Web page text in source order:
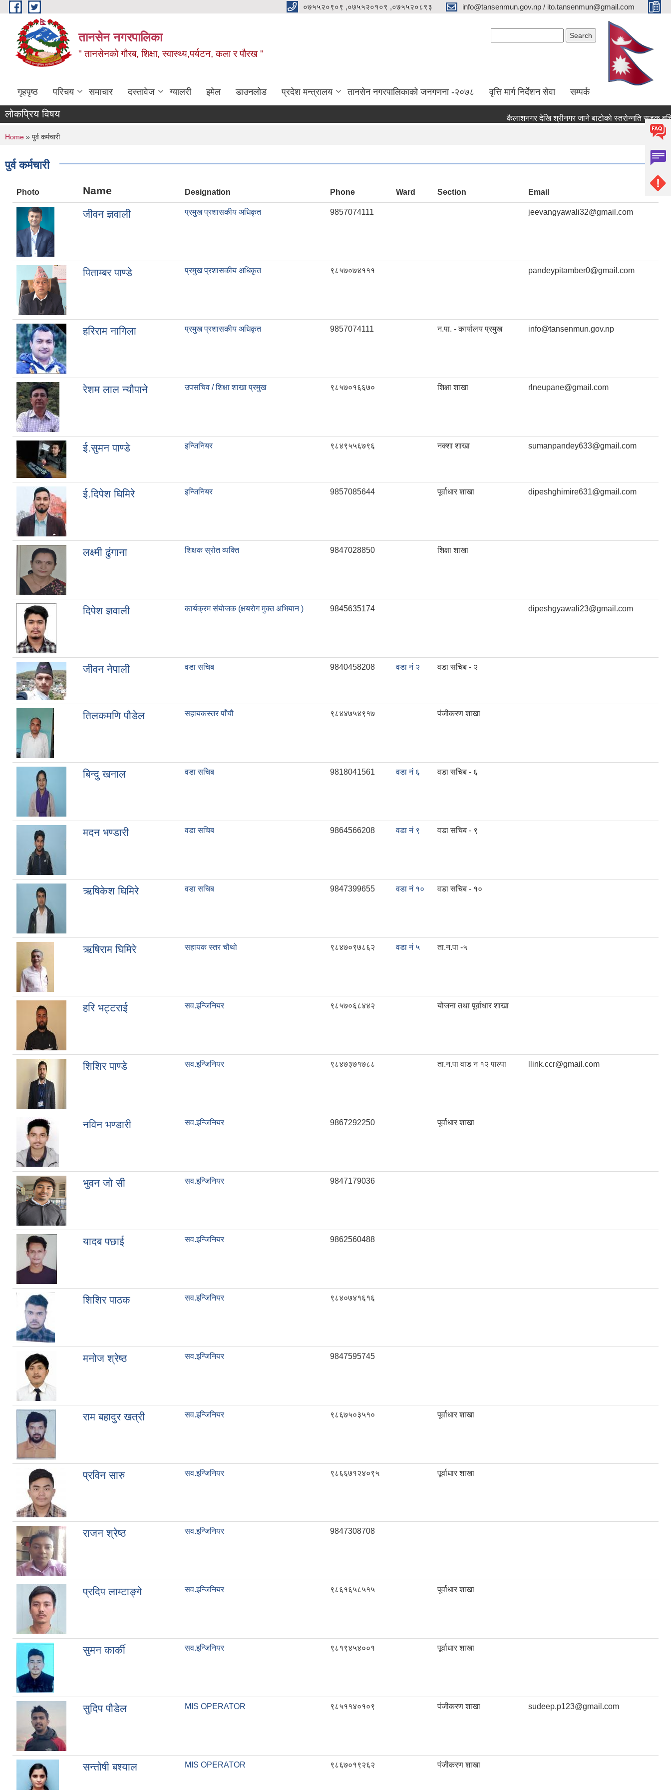
Skip to main content ०७५५२०९०९ ,०७५५२०१०९ ,०७५५२०८९३ info@tansenmun.gov.np / ito.tansenmun@gmail.com
तानसेन नगरपालिका
" तानसेनको गौरब, शिक्षा, स्वास्थ्य,पर्यटन, कला र पौरख "
गृहपृष्ठ परिचय समाचार दस्तावेज ग्यालरी इमेल डाउनलोड प्रदेश मन्त्रालय तानसेन नगरपालिकाको जनगणना -२०७८ वृत्ति मार्ग निर्देशन सेवा सम्पर्क
लोकप्रिय विषय
You are here
Home » पुर्व कर्मचारी
पुर्व कर्मचारी
Photo Name Designation Phone Ward Section Email
जीवन ज्ञवाली प्रमुख प्रशासकीय अधिकृत 9857074111 jeevangyawali32@gmail.com
पिताम्बर पाण्डे प्रमुख प्रशासकीय अधिकृत ९८५७०७४१११ pandeypitamber0@gmail.com
हरिराम नागिला प्रमुख प्रशासकीय अधिकृत 9857074111 न.पा. - कार्यालय प्रमुख info@tansenmun.gov.np
रेशम लाल न्यौपाने उपसचिव / शिक्षा शाखा प्रमुख ९८५७०१६६७० शिक्षा शाखा rlneupane@gmail.com
ई.सुमन पाण्डे इन्जिनियर ९८४९५५६७९६ नक्शा शाखा sumanpandey633@gmail.com
ई.दिपेश घिमिरे इन्जिनियर 9857085644 पूर्वाधार शाखा dipeshghimire631@gmail.com
लक्ष्मी ढुंगाना शिक्षक स्रोत व्यक्ति 9847028850 शिक्षा शाखा
दिपेश ज्ञवाली कार्यक्रम संयोजक (क्षयरोग मुक्त अभियान ) 9845635174 dipeshgyawali23@gmail.com
जीवन नेपाली वडा सचिब 9840458208 वडा नं २ वडा सचिब - २
तिलकमणि पौडेल सहायकस्तर पाँचौ ९८४४७५४९१७ पंजीकरण शाखा
बिन्दु खनाल वडा सचिब 9818041561 वडा नं ६ वडा सचिब - ६
मदन भण्डारी वडा सचिब 9864566208 वडा नं ९ वडा सचिब - ९
ऋषिकेश घिमिरे वडा सचिब 9847399655 वडा नं १० वडा सचिब - १०
ऋषिराम घिमिरे सहायक स्तर चौथो ९८४७०९७८६२ वडा नं ५ ता.न.पा -५
हरि भट्टराई सव.इन्जिनियर ९८५७०६८४४२ योजना तथा पूर्वाधार शाखा
शिशिर पाण्डे सव.इन्जिनियर ९८४७३७१७८८ ता.न.पा वाड न १२ पाल्पा llink.ccr@gmail.com
नविन भण्डारी सव.इन्जिनियर 9867292250 पूर्वाधार शाखा
भुवन जो सी सव.इन्जिनियर 9847179036
यादब पछाई सव.इन्जिनियर 9862560488
शिशिर पाठक सव.इन्जिनियर ९८४०७४१६१६
मनोज श्रेष्ठ सव.इन्जिनियर 9847595745
राम बहादुर खत्री सव.इन्जिनियर ९८६७५०३५१० पूर्वाधार शाखा
प्रविन सारु सव.इन्जिनियर ९८६६७१२४०९५ पूर्वाधार शाखा
राजन श्रेष्ठ सव.इन्जिनियर 9847308708
प्रदिप लाम्टाङ्गे सव.इन्जिनियर ९८६१६५८५१५ पूर्वाधार शाखा
सुमन कार्की सव.इन्जिनियर ९८१९४५४००१ पूर्वाधार शाखा
सुदिप पौडेल MIS OPERATOR ९८५११४०१०९ पंजीकरण शाखा sudeep.p123@gmail.com
सन्तोषी बश्याल MIS OPERATOR ९८६७०१९२६२ पंजीकरण शाखा